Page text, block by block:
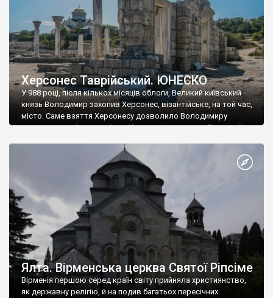
Херсонес Таврійський. ЮНЕСКО
У 988 році, після кількох місяців облоги, Великий київський
князь Володимир захопив Херсонес, візантійське, на той час,
місто. Саме взяття Херсонесу дозволило Володимиру
диктувати свої умови візантійському імператору Василю ІІ, та
Херсонесі Володимир-язичник, став Василем-християнином.
А потім було Хрещення Русі. На честь Херсонесу Таврійського
Ялта. Вірменська церква Святої Ріпсіме
Вірменія першою серед країн світу прийняла християнство,
як державну релігію, й на подив багатьох пересічних